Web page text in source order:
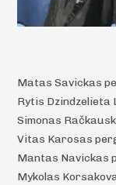
Matas Savickas
Rytis Dzindzelieta
Simonas
Vitas Karosas
Mantas Navickas
Mykolas